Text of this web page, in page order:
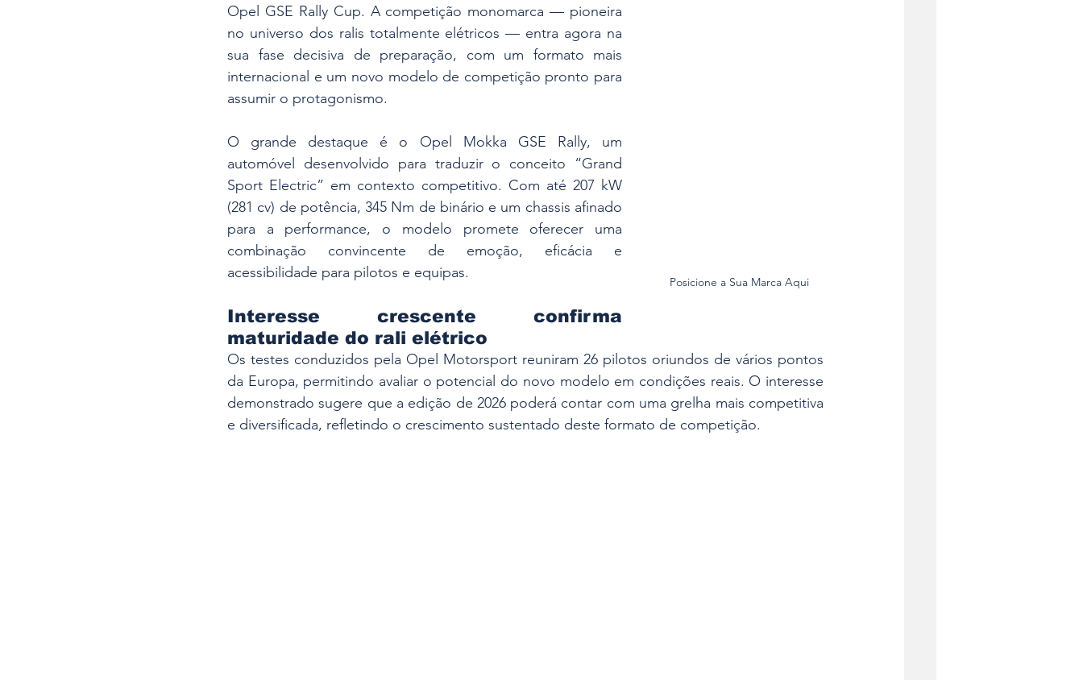
Posicione a Sua Marca Aqui
Opel GSE Rally Cup. A competição monomarca — pioneira
no universo dos ralis totalmente elétricos — entra agora na
sua fase decisiva de preparação, com um formato mais
internacional e um novo modelo de competição pronto para
assumir o protagonismo.
O grande destaque é o Opel Mokka GSE Rally, um
automóvel desenvolvido para traduzir o conceito “Grand
Sport Electric” em contexto competitivo. Com até 207 kW
(281 cv) de potência, 345 Nm de binário e um chassis afinado
para a performance, o modelo promete oferecer uma
combinação convincente de emoção, eficácia e
acessibilidade para pilotos e equipas.
Interesse crescente confirma
maturidade do rali elétrico
Os testes conduzidos pela Opel Motorsport reuniram 26 pilotos oriundos de vários pontos
da Europa, permitindo avaliar o potencial do novo modelo em condições reais. O interesse
demonstrado sugere que a edição de 2026 poderá contar com uma grelha mais competitiva
e diversificada, refletindo o crescimento sustentado deste formato de competição.